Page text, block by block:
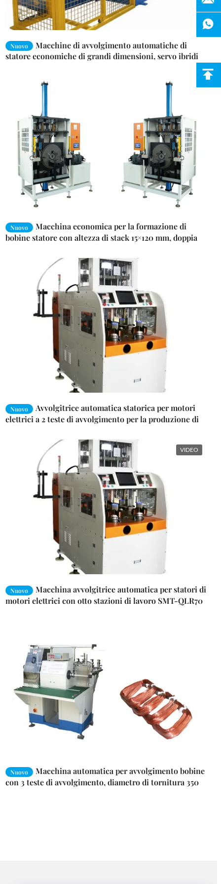
Nuovo
Macchine di avvolgimento automatiche di
statore economiche di grandi dimensioni, servo ibridi
pneumatici 50 ′′ 220 mm altezza di stack attrezzatura di
avvolgimento di bobina per irrigazione agricola motore
e produzione di lotti di statore industriale medio
Nuovo
Macchina economica per la formazione di
bobine statore con altezza di stack 15×120 mm, doppia
Nuovo
Avvolgitrice automatica statorica per motori
elettrici a 2 teste di avvolgimento per la produzione di
compressori e pompe
VIDEO
Nuovo
Macchina avvolgitrice automatica per statori di
motori elettrici con otto stazioni di lavoro SMT-QLR70
Nuovo
Macchina automatica per avvolgimento bobine
con 3 teste di avvolgimento, diametro di tornitura 350